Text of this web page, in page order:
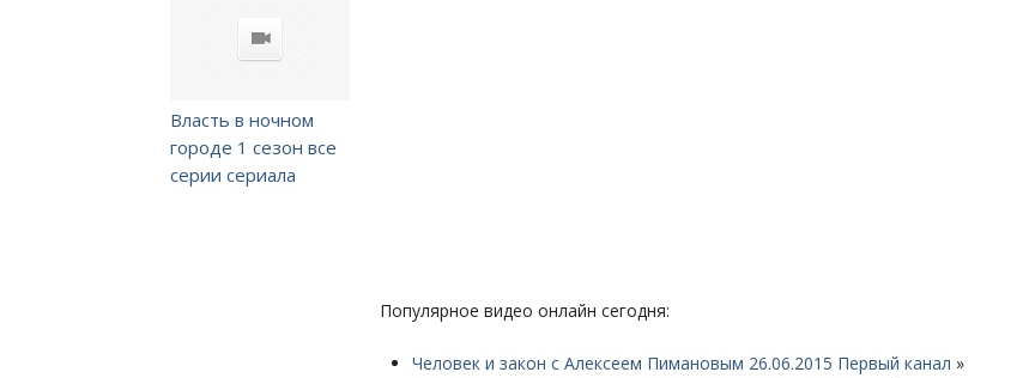
Популярное видео онлайн сегодня:
Человек и закон с Алексеем Пимановым 26.06.2015 Первый канал »
Власть в ночном
городе 1 сезон все
серии сериала